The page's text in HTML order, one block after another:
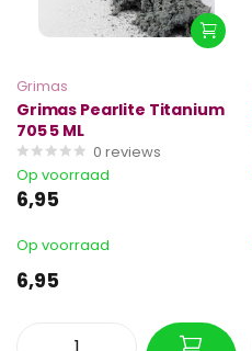
Grimas
Grimas Pearlite Titanium
705 5 ML
0 reviews
Op voorraad
6,95
Op voorraad
6,95